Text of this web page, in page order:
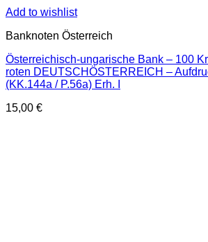
Add to wishlist
Banknoten Österreich
Österreichisch-ungarische Bank – 100
roten DEUTSCHÖSTERREICH –
(KK.144a / P.56a) Erh. I
15,00 €